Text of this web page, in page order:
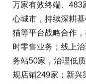
万家有效终端、483
心城市，持续深耕
猫等平台战略合作
时零售业务；线上
务站50家，治理低
规店铺249家；新兴